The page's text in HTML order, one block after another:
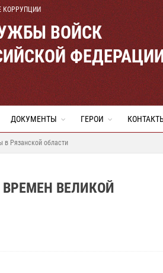
КОРРУПЦИИ
ВОЙСК
ДОКУМЕНТЫ ГЕРОИ
в Рязанской области
ВЕЛИКОЙ